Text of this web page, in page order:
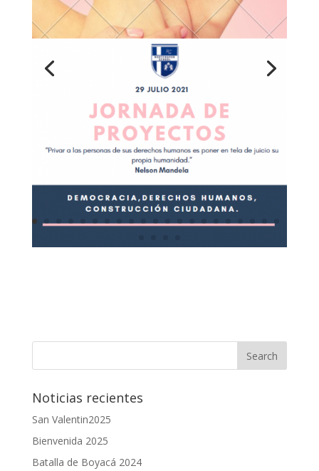
Noticias recientes
San Valentin2025
Bienvenida 2025
Batalla de Boyacá 2024